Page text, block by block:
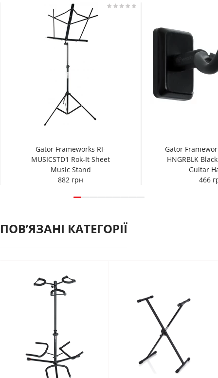
Gator Frameworks RI-
MUSICSTD1 Rok-It Sheet
Music Stand
882 грн
Gator
HNGRBLK
Guitar
466
ПОВʼЯЗАНІ КАТЕГОРІЇ